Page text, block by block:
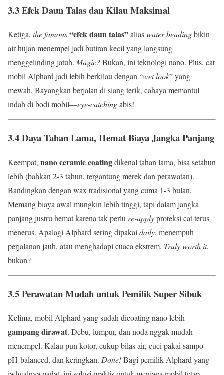
3.3 Efek Daun Talas dan Kilau Maksimal
Ketiga, the famous“efek daun talas”aliaswater beadingbikin
air hujan menempel jadi butiran kecil yang langsung
menggelinding jatuh. Magic?Bukan, ini teknologi nano. Plus, cat
mobil Alphard jadi lebih berkilau dengan “wet look” yang
mewah. Bayangkan berjalan di siang terik, cahaya memantul
indah di bodi mobil—eye-catchingabis!
3.4 Daya Tahan Lama, Hemat Biaya Jangka Panjang
Keempat, nano ceramic coatingdikenal tahan lama, bisa setahun
lebih (bahkan 2-3 tahun, tergantung merek dan perawatan).
Bandingkan dengan wax tradisional yang cuma 1-3 bulan.
Memang biaya awal mungkin lebih tinggi, tapi dalam jangka
panjang justru hemat karena tak perlu re-applyproteksi cat terus
menerus. Apalagi Alphard sering dipakai daily, menempuh
perjalanan jauh, atau menghadapi cuaca ekstrem. Truly worth it,
bukan?
3.5 Perawatan Mudah untuk Pemilik Super Sibuk
Kelima, mobil Alphard yang sudah dicoating nano lebih
gampang dirawat. Debu, lumpur, dan noda nggak mudah
menempel. Kalau pun kotor, cukup bilas air, cuci pakai sampo
pH-balanced, dan keringkan. Done!Bagi pemilik Alphard yang